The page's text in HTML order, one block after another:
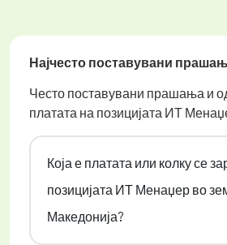
Најчесто поставувани
Често поставувани прашања и
платата на позицијата ИТ
Која е платата или колку се
позицијата ИТ Менаџер во
Македонија?